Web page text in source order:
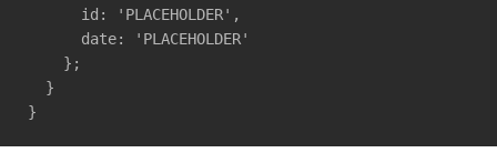
      id: 'PLACEHOLDER',
      date: 'PLACEHOLDER'
    };
  }
}